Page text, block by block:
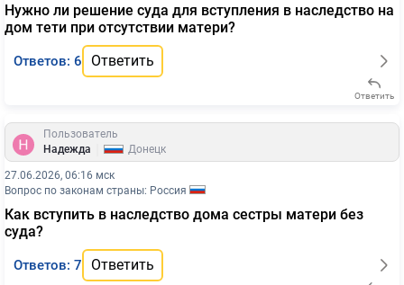
Нужно ли решение суда для вступления в наследство на
дом тети при отсутствии матери?
Ответов: 6 Ответить
Ответить
Пользователь
Надежда
Донецк
27.06.2026, 06:16 мск
Вопрос по законам страны: Россия
Как вступить в наследство дома сестры матери без
суда?
Ответов: 7 Ответить